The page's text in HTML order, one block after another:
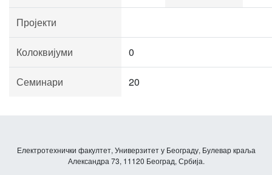
Пројекти
Колоквијуми 0
Семинари 20
Електротехнички факултет, Универзитет у Београду, Булевар краља
Александра 73, 11120 Београд, Србија.